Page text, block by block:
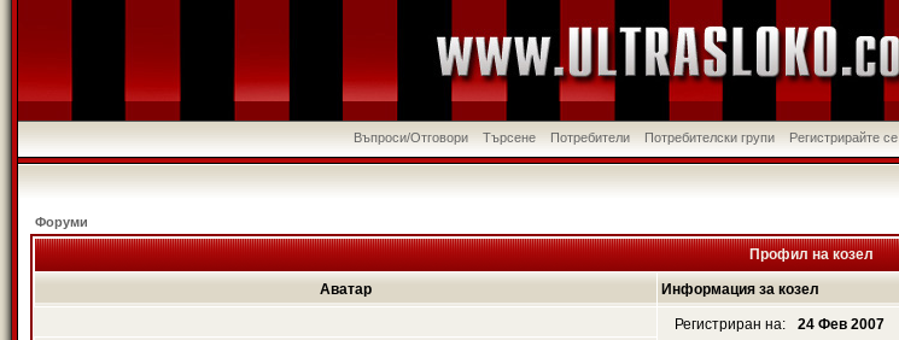
Въпроси/Отговори Търсене Потребители Потребителски групи Регистрирайте се
Форуми
Профил на козел
Аватар Информация за козел
Регистриран на:
24 Фев 2007